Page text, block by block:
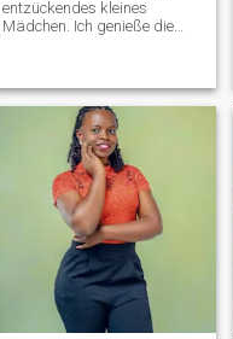
entzückendes kleines
Mädchen. Ich genieße die
unabhängig, bodenständig
und suche jemanden, der
gutherzig ist und ähnliche
Werte teilt. Mal sehen, wo die
Dinge hingehen!